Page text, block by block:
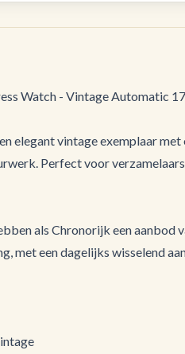
Watch - Vintage Automatic
elegant vintage exemplaar
Perfect voor
als Chronorijk een aanbod
met een dagelijks wisselend